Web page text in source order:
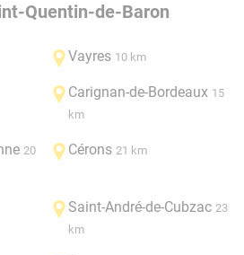
Quentin-de-Baron
Vayres 10 km
Carignan-de-Bordeaux 15
km
20
Cérons 21 km
Saint-André-de-Cubzac 23
km